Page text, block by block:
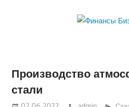
Производство
стали